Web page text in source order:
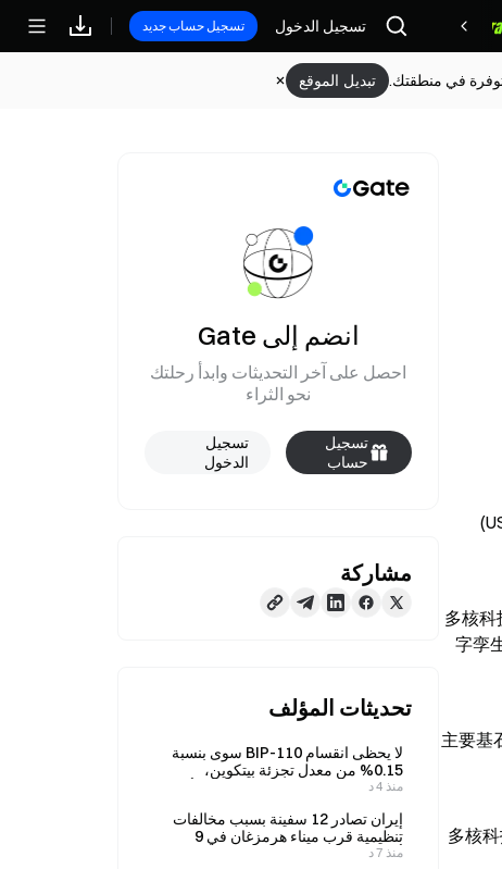
مكافآتتسجيل الدخول تسجيل حساب جديد
في منطقتك. تبديل الموقع
多核科
字孪
主要基
多核
انضم إلى Gate
احصل على آخر التحديثات وابدأ رحلتك
نحو الثراء
تسجيل
حساب
تسجيل
الدخول
مشاركة
تحديثات المؤلف
لا يحظى انقسام BIP-110 سوى بنسبة
0.15% من معدل تجزئة بيتكوين،
منذ 4 د
إيران تصادر 12 سفينة بسبب مخالفات
تنظيمية قرب ميناء هرمزغان في 9
أغسطس
منذ 7 د